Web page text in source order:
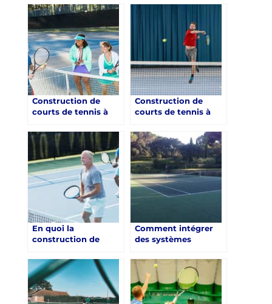
les meilleures
pratiques pour une
construction de
court de tennis qui
intègre des jardins et
des espaces verts à
Toulon ?
Toulon
Construction de
courts de tennis à
les meilleures
pratiques pour une
construction de
court de tennis qui
favorise la
coopération
communautaire à
Toulon ?
Construction de
courts de tennis à
espace pour les
événements et les
tournois
En quoi la
construction de
peut-elle contribuer
à l’éducation sportive
à Toulon ?
Comment intégrer
des systèmes
pour un court de
tennis à Toulon ?